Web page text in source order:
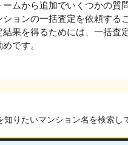
ームから追加でいくつかの質
ションの一括査定を依頼する
結果を得るためには、一括査
です。
知りたいマンション名を検索し